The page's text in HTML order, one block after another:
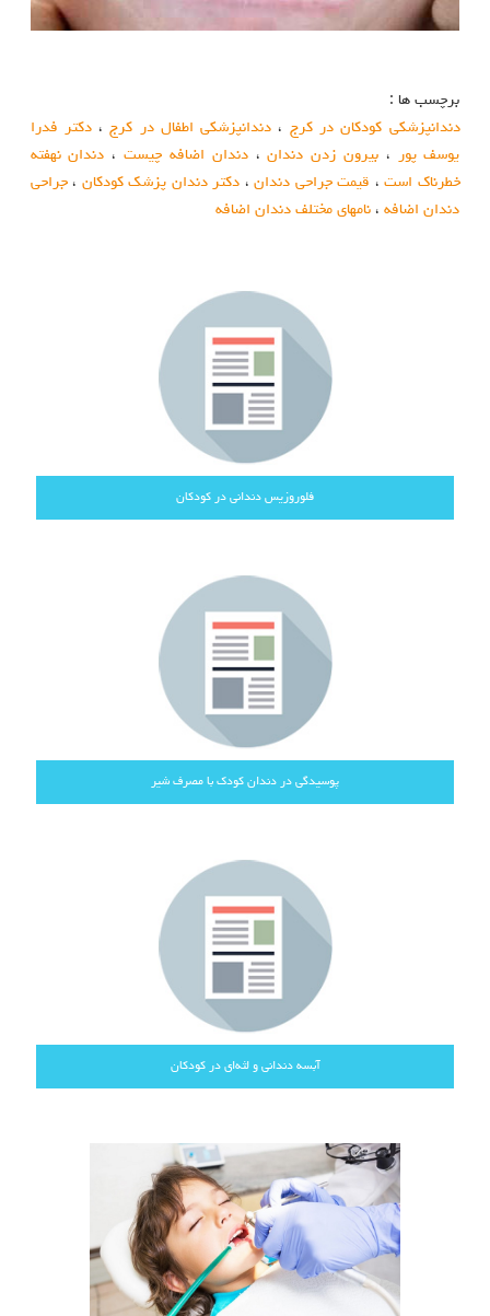
برچسب ها :
دندانپزشکی کودکان در کرج ، دندانپزشکی اطفال در کرج،دکتر فدرا
یوسف پور
،بیرون زدن دندان،دندان اضافه چیست، دندان نهفته
خطرناک است، قیمت جراحی دندان، دکتر دندان پزشک کودکان ،جراحی
دندان اضافه، نامهای مختلف دندان اضافه
فلوروزیس دندانی در کودکان
پوسیدگی در دندان کودک با مصرف شیر
آبسه دندانی و لثه‌ای در کودکان